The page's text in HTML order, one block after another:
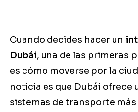
Cuando decides hacer un
Dubái, una de las primeras
es cómo moverse por la
noticia es que Dubái ofrece
sistemas de transporte